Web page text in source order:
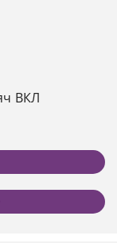
ВКЛ